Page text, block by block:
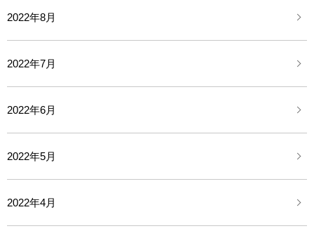
2022年8月
2022年7月
2022年6月
2022年5月
2022年4月